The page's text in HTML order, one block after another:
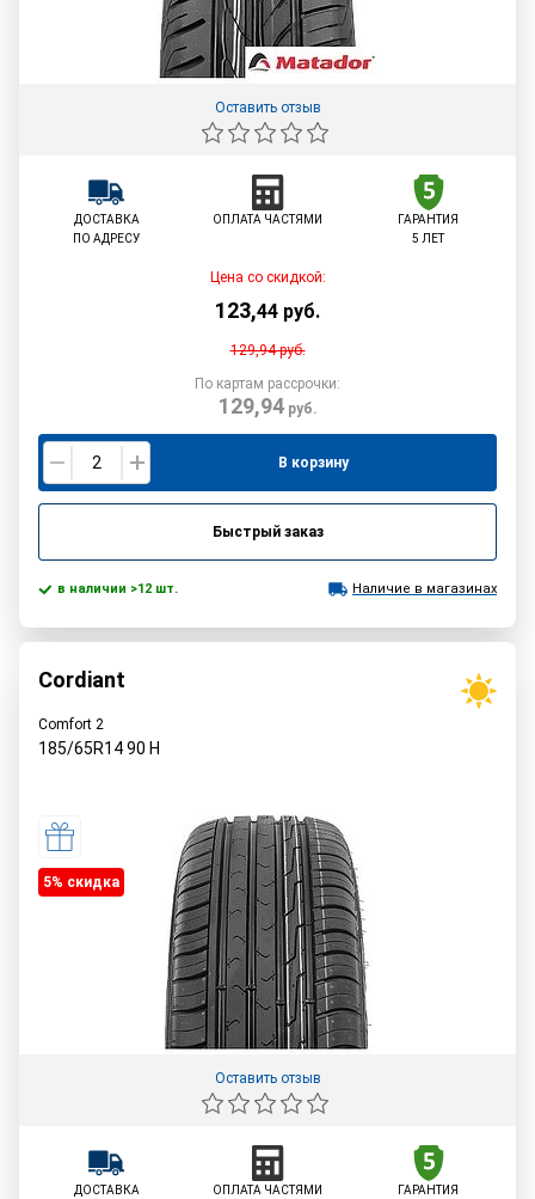
Оставить отзыв
ДОСТАВКА
ПО АДРЕСУ
ОПЛАТА ЧАСТЯМИ
ГАРАНТИЯ
5 ЛЕТ
Цена со скидкой:
123,44 руб.
129,94руб.
По картам рассрочки:
129,94руб.
В корзину
Быстрый заказ
в наличии >12 шт. Наличие в магазинах
Cordiant
Comfort 2
185/65R1490 H
5% cкидка
Оставить отзыв
ДОСТАВКА ОПЛАТА ЧАСТЯМИ ГАРАНТИЯ